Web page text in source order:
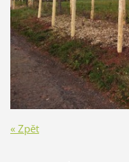
« Zpět